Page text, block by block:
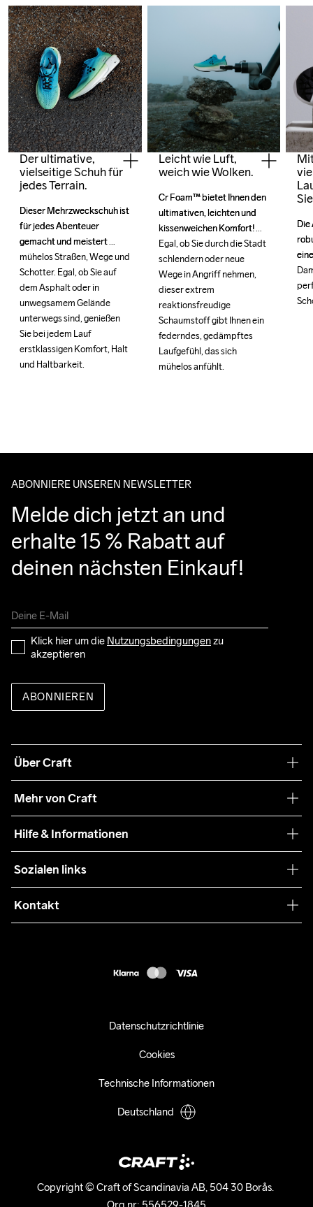
Der ultimative,
vielseitige Schuh für
jedes Terrain.
Dieser Mehrzweckschuh ist
für jedes Abenteuer
gemacht und meistert
mühelos Straßen, Wege und
Schotter. Egal, ob Sie auf
dem Asphalt oder in
unwegsamem Gelände
unterwegs sind, genießen
Sie bei jedem Lauf
erstklassigen Komfort, Halt
und Haltbarkeit.
Dieser Mehrzweckschuh ist
für jedes Abenteuer
gemacht und meistert
mühelos Straßen, Wege und
Schotter. Egal, ob Sie auf
dem Asphalt oder in
unwegsamem Gelände
unterwegs sind, genießen
Sie bei jedem Lauf
erstklassigen Komfort, Halt
und Haltbarkeit.
Leicht wie Luft,
weich wie Wolken.
Cr Foam™ bietet Ihnen den
ultimativen, leichten und
kissenweichen Komfort!
Egal, ob Sie durch die Stadt
schlendern oder neue
Wege in Angriff nehmen,
dieser extrem
reaktionsfreudige
Schaumstoff gibt Ihnen ein
federndes, gedämpftes
Laufgefühl, das sich
mühelos anfühlt.
Cr Foam™ bietet Ihnen den
ultimativen, leichten und
kissenweichen Komfort!
Egal, ob Sie durch die Stadt
schlendern oder neue
Wege in Angriff nehmen,
dieser extrem
reaktionsfreudige
Schaumstoff gibt Ihnen ein
federndes, gedämpftes
Laufgefühl, das sich
mühelos anfühlt.
Die
Die
ABONNIERE UNSEREN NEWSLETTER
Melde dich jetzt an und
erhalte 15 % Rabatt auf
deinen nächsten Einkauf!
Klick hier um die Nutzungsbedingungen zu
akzeptieren
ABONNIEREN
Über Craft
Nachhaltigkeit
Mehr von Craft
Teamwear
Zusammenarbeit
Press
Hilfe & Informationen
Retouren
Kundendienst
Sozialen links
Kontakt
Copyright © Craft of Scandinavia AB, 504 30 Borås.
Datenschutzrichtlinie
Cookies
Technische Informationen
Deutschland